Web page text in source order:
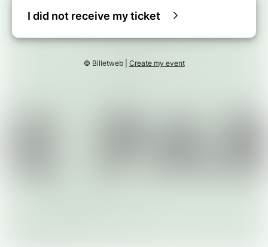
I did not receive my ticket
© Billetweb | Create my event